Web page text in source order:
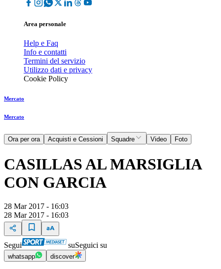
Area personale
Help e Faq
Info e contatti
Termini del servizio
Utilizzo dati e privacy
Cookie Policy
Mercato
Mercato
Ora per ora Acquisti e Cessioni Squadre Video Foto
CASILLAS AL MARSIGLIA
CON GARCIA
28 Mar 2017 - 16:03
28 Mar 2017 - 16:03
Segui suSeguici su
whatsapp discover